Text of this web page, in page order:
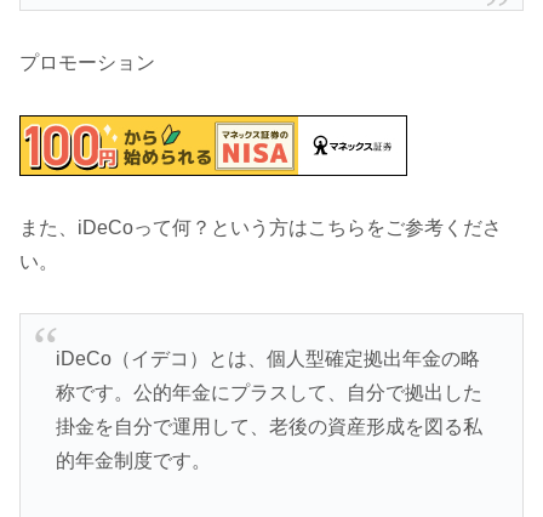
プロモーション
また、iDeCoって何？という方はこちらをご参考くださ
い。
iDeCo（イデコ）とは、個人型確定拠出年金の略
称です。公的年金にプラスして、自分で拠出した
掛金を自分で運用して、老後の資産形成を図る私
的年金制度です。